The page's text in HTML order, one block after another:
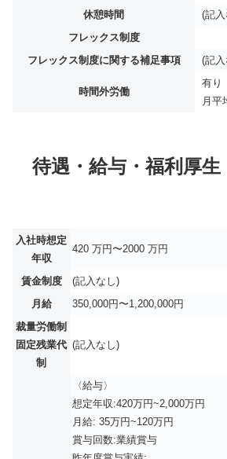
休憩時間
(記
フレックス制度
フレックス制度に関する補足事項
(記
時間外労働
有り
月平
待遇・給与・福利厚生
入社時想定
年収
420 万円〜2000 万円
賃金制度
(記入なし)
月給
350,000円〜1,200,000円
裁量労働制
固定残業代
制
(記入なし)
〈給与〉
想定年収:420万円~2,000万円
月給: 35万円~120万円
賞与回数:業績賞与